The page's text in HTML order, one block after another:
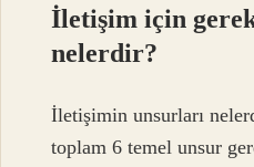
İletişim için
nelerdir?
İletişimin unsurları
toplam 6 temel unsur